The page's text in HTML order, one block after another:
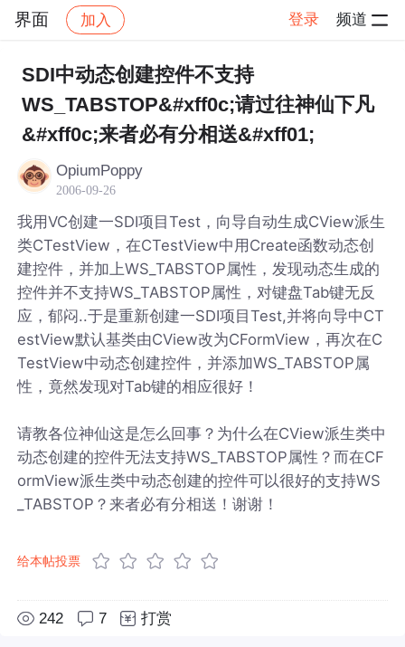
界面 加入 登录 频道
社区 界面 帖子详情
SDI中动态创建控件不支持
WS_TABSTOP&#xff0c;请过往神仙下凡
&#xff0c;来者必有分相送&#xff01;
OpiumPoppy
2006-09-26
我用VC创建一SDI项目Test，向导自动生成CView派生
类CTestView，在CTestView中用Create函数动态创
建控件，并加上WS_TABSTOP属性，发现动态生成的
控件并不支持WS_TABSTOP属性，对键盘Tab键无反
应，郁闷..于是重新创建一SDI项目Test,并将向导中CT
estView默认基类由CView改为CFormView，再次在C
TestView中动态创建控件，并添加WS_TABSTOP属
性，竟然发现对Tab键的相应很好！
请教各位神仙这是怎么回事？为什么在CView派生类中
动态创建的控件无法支持WS_TABSTOP属性？而在CF
ormView派生类中动态创建的控件可以很好的支持WS
_TABSTOP？来者必有分相送！谢谢！
给本帖投票
242 7 打赏